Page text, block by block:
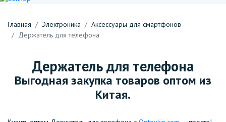
Главная Электроника
Аксессуары для смартфонов
Держатель для телефона
Держатель для телефона
Выгодная закупка товаров оптом из
Китая.